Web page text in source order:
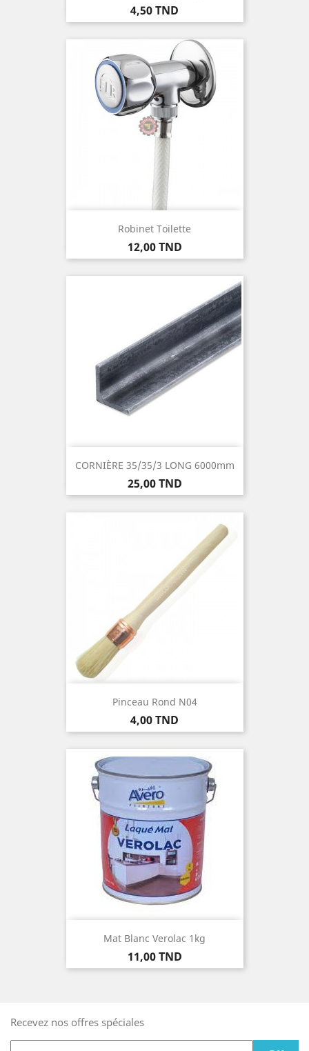
Prix
4,50 TND
Robinet Toilette
Prix
12,00 TND
CORNIÈRE 35/35/3 LONG 6000mm
Prix
25,00 TND
Pinceau Rond N04
Prix
4,00 TND
Mat Blanc Verolac 1kg
Prix
11,00 TND
Recevez nos offres spéciales